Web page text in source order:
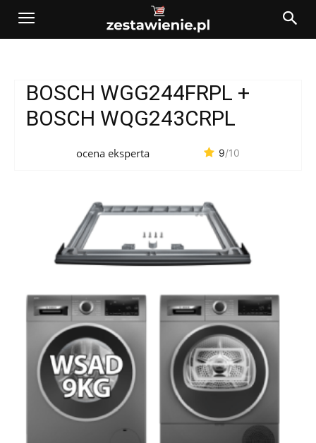
BOSCH WGG244FRPL +
BOSCH WQG243CRPL
ocena eksperta 9/10